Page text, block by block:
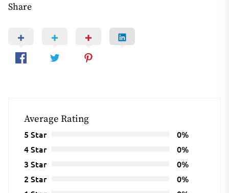
Share
Average Rating
5 Star
0%
4 Star
0%
3 Star
0%
2 Star
0%